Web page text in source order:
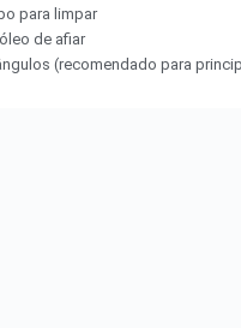
para limpar
de afiar
(recomendado para